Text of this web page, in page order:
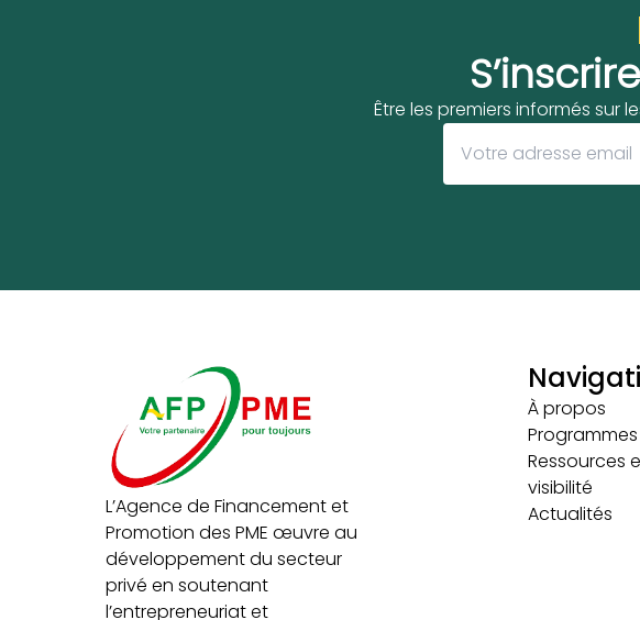
Être les premiers informés sur
L’Agence de Financement et
Promotion des PME œuvre au
développement du secteur
privé en soutenant
l’entrepreneuriat et
À propos
Programmes
Ressources
visibilité
Actualités